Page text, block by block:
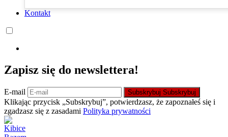
Kontakt
Zapisz się do newslettera!
E-mail Subskrybuj Subskrybuj
Klikając przycisk „Subskrybuj”, potwierdzasz, że zapoznałeś się i
zgadzasz się z zasadami Polityka prywatności